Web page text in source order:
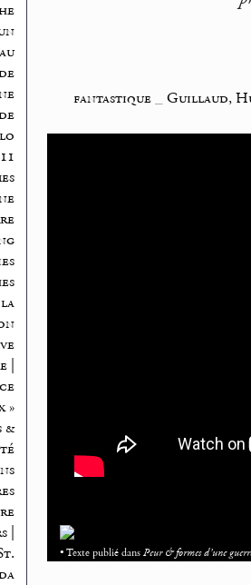
|
»
&
|
fantastique_ Guillaud,
• Texte publié dans Peur & formes d’une